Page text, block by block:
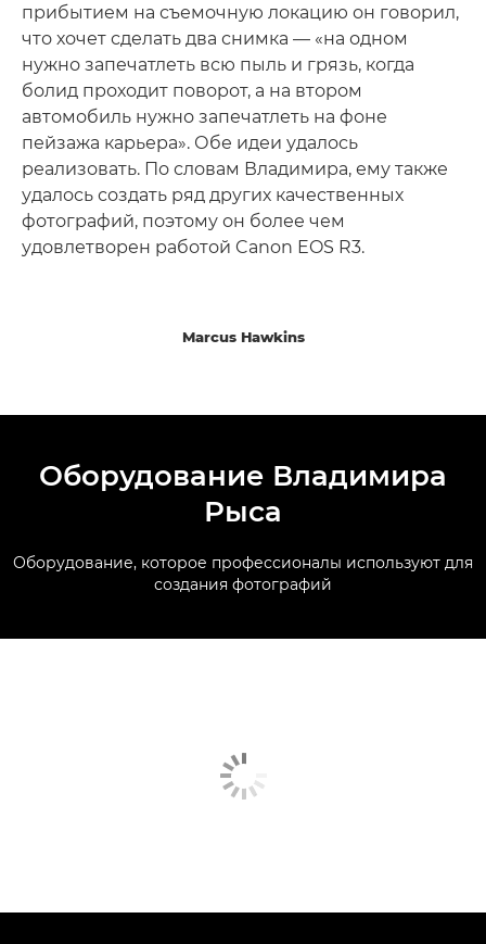
прибытием на съемочную локацию он говорил,
что хочет сделать два снимка — «на одном
нужно запечатлеть всю пыль и грязь, когда
болид проходит поворот, а на втором
автомобиль нужно запечатлеть на фоне
пейзажа карьера». Обе идеи удалось
реализовать. По словам Владимира, ему также
удалось создать ряд других качественных
фотографий, поэтому он более чем
удовлетворен работой Canon EOS R3.
Marcus Hawkins
Оборудование Владимира
Рыса
Оборудование, которое профессионалы используют для
создания фотографий